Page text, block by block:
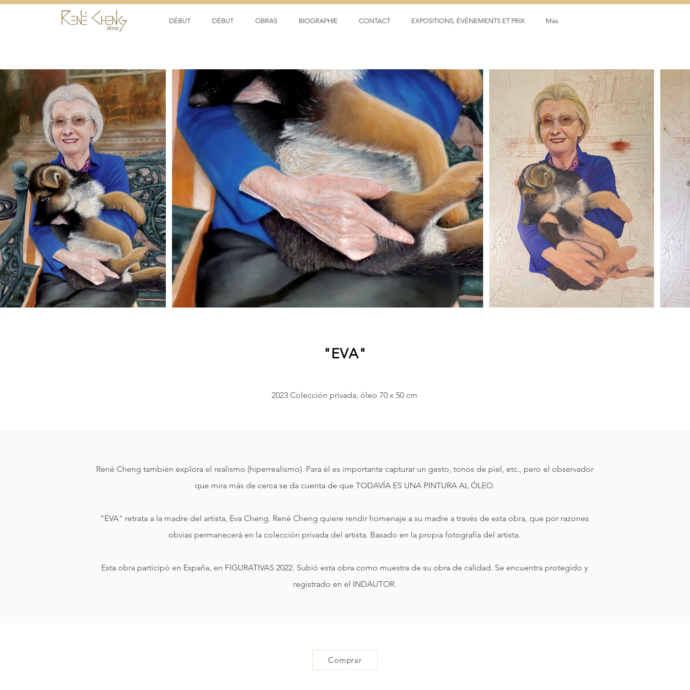
DÉBUT DÉBUT OBRAS BIOGRAPHIE CONTACT EXPOSITIONS, ÉVÉNEMENTS ET PRIX Más
"EVA"
2023 Colección privada, óleo 70 x 50 cm
René Cheng también explora el realismo (hiperrealismo). Para él es importante capturar un gesto, tonos de piel, etc., pero el observador
que mira más de cerca se da cuenta de que TODAVÍA ES UNA PINTURA AL ÓLEO.
"EVA" retrata a la madre del artista, Eva Cheng. René Cheng quiere rendir homenaje a su madre a través de esta obra, que por razones
obvias permanecerá en la colección privada del artista. Basado en la propia fotografía del artista.
Esta obra participó en España, en FIGURATIVAS 2022. Subió esta obra como muestra de su obra de calidad. Se encuentra protegido y
registrado en el INDAUTOR.
Comprar